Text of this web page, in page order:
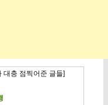
대충 점찍어준 글들]